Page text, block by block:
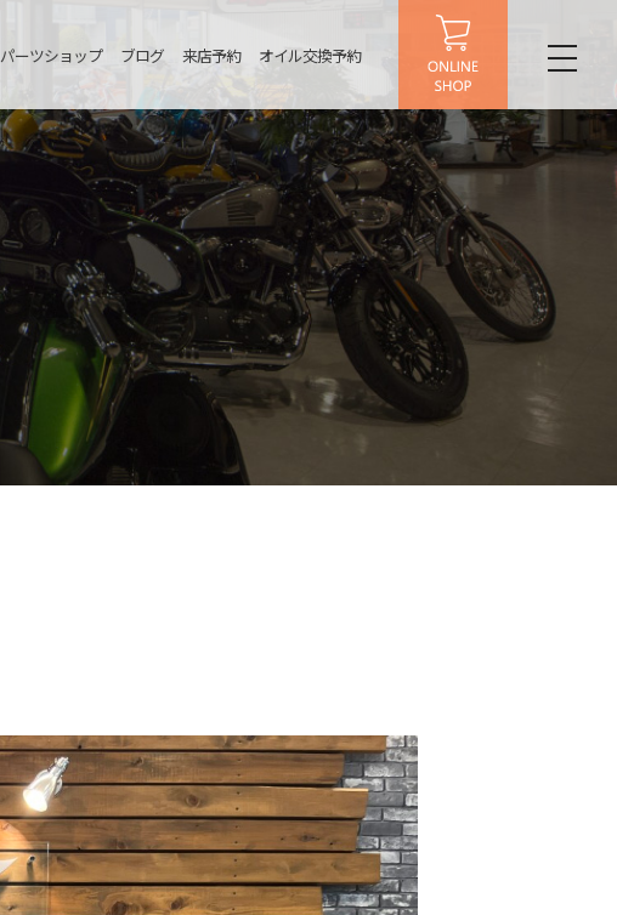
パーツショップ ブログ 来店予約 オイル交換予約